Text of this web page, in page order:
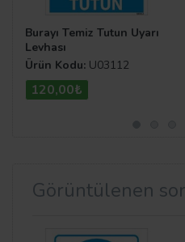
Burayı Temiz Tutun Uyarı
Levhası
Ürün Kodu: U03112
120,00₺
Görüntülenen